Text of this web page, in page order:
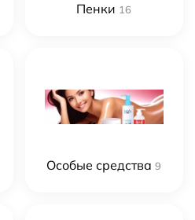
Пенки 16
Особые средства 9